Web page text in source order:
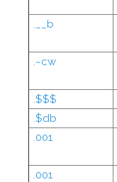
.__b
.~cw
.$$$
.$db
.001
.001